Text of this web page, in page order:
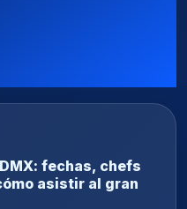
fechas, chefs
asistir al gran